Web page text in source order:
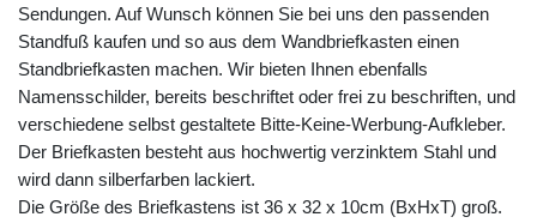
Sendungen. Auf Wunsch können Sie bei uns den passenden
Standfuß kaufen und so aus dem Wandbriefkasten einen
Standbriefkasten machen. Wir bieten Ihnen ebenfalls
Namensschilder, bereits beschriftet oder frei zu beschriften, und
verschiedene selbst gestaltete Bitte-Keine-Werbung-Aufkleber.
Der Briefkasten besteht aus hochwertig verzinktem Stahl und
wird dann silberfarben lackiert.
Die Größe des Briefkastens ist 36 x 32 x 10cm (BxHxT) groß.